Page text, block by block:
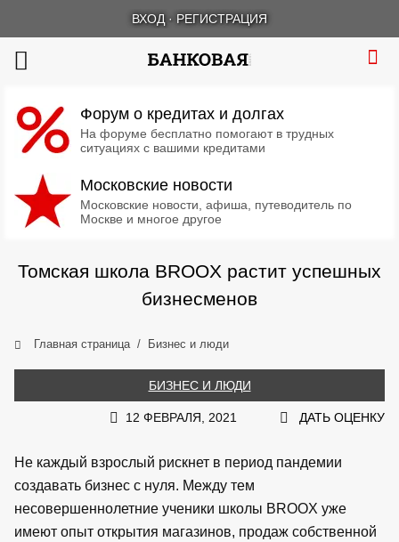
ВХОД · РЕГИСТРАЦИЯ
Форум о кредитах и долгах
На форуме бесплатно помогают в трудных
ситуациях с вашими кредитами
Московские новости
Московские новости, афиша, путеводитель по
Москве и многое другое
Томская школа BROOX растит успешных
бизнесменов
Главная страница Бизнес и люди
БИЗНЕС И ЛЮДИ
12 ФЕВРАЛЯ, 2021 ДАТЬ ОЦЕНКУ
Не каждый взрослый рискнет в период пандемии
создавать бизнес с нуля. Между тем
несовершеннолетние ученики школы BROOX уже
имеют опыт открытия магазинов, продаж собственной